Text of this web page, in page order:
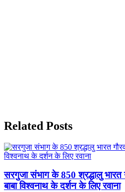
Related Posts
सरगुजा संभाग के 850 श्रद्धालु भारत
बाबा विश्वनाथ के दर्शन के लिए रवाना